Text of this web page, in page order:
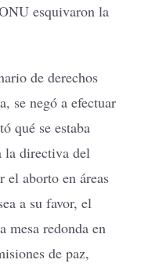
esquivaron la
de derechos
se negó a efectuar
qué se estaba
la directiva del
el aborto en áreas
a su favor, el
mesa redonda en
de paz,